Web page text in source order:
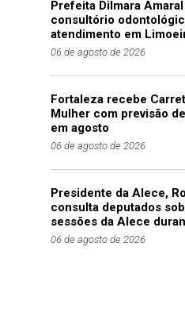
Prefeita Dilmara
consultório
atendimento em
06 de agosto de 2026
Fortaleza recebe
Mulher com previsão
em agosto
06 de agosto de 2026
Presidente da Alece,
consulta deputados
sessões da Alece
06 de agosto de 2026